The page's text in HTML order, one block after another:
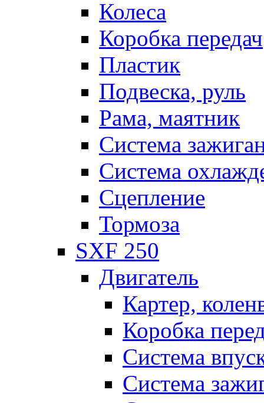
Колеса
Коробка передач
Пластик
Подвеска, руль
Рама, маятник
Система
Система
Сцепление
Тормоза
SXF 250
Двигатель
Картер,
Коробка
Система
Система